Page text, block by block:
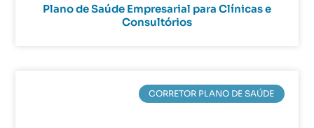
Plano de Saúde Empresarial para Clínicas e
Consultórios
CORRETOR PLANO DE SAÚDE